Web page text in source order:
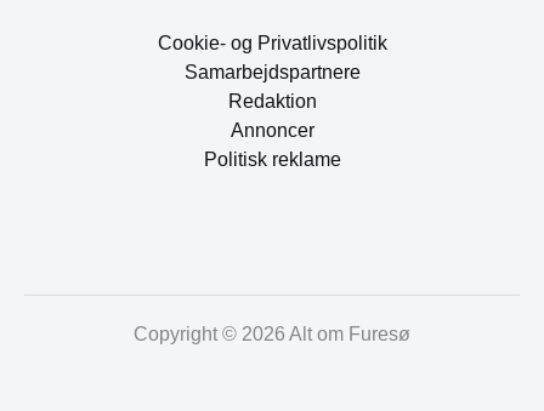
Cookie- og Privatlivspolitik
Samarbejdspartnere
Redaktion
Annoncer
Politisk reklame
Copyright © 2026 Alt om Furesø